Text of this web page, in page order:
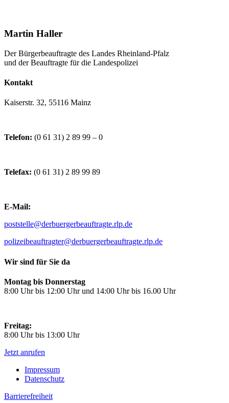
Martin Haller
Der Bürgerbeauftragte des Landes Rheinland-Pfalz
und der Beauftragte für die Landespolizei
Kontakt
Kaiserstr. 32, 55116 Mainz
Telefon: (0 61 31) 2 89 99 – 0
Telefax: (0 61 31) 2 89 99 89
E-Mail:
poststelle@derbuergerbeauftragte.rlp.de
polizeibeauftragter@derbuergerbeauftragte.rlp.de
Wir sind für Sie da
Montag bis Donnerstag
8:00 Uhr bis 12:00 Uhr und 14:00 Uhr bis 16.00 Uhr
Freitag:
8:00 Uhr bis 13:00 Uhr
Jetzt anrufen
Impressum
Datenschutz
Barrierefreiheit